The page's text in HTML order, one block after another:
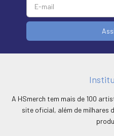
A HSmerch tem mais de 100
site oficial, além de milhares